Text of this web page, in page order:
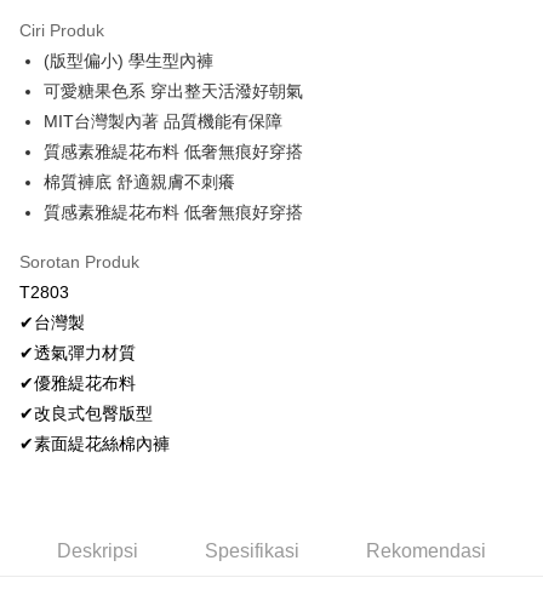
Apple Pay
JKOPAY
Easy Wallet
Plus PAY
Deskripsi
[Terma Penggunaan untuk OP Pay Later]
Perkhidmatan ini disediakan oleh Taiwan Mobile dan tersedia untuk
pengguna Taiwan Mobile tanpa memerlukan permohonan tambahan.
Jika anda memilih OP Pay Later sebagai kaedah pembayaran, sistem
akan mengarahkan anda secara automatik ke proses transaksi OP Pay
Later selepas pesanan dibuat. Anda perlu mengesahkan nombor telefon
Had kredit yang diluluskan, tempoh ansuran yang tersedia, dan yuran
AFTEE
Deskripsi
Pertama, Mengenai Perkhidmatan AFTEE Beli Sekarang Bayar Kemudian
1. Dengan memilih AFTEE sebagai kaedah pembayaran, mesej
pengesahan AFTEE akan muncul.
2. Anda boleh meneruskan pembayaran selepas pengesahan SMS.
3. Tiada bayaran diperlukan apabila pesanan disahkan. Produk akan
5. Tiada bayaran diperlukan apabila anda menerima produk. Sila buat
Hami Point
Deskripsi
「Hami Point」為中華電信所提供之點數服務，可於會員專區綁定中華電信
Pemindahan ATM
Pilihan Penghantaran
Ciri Produk
(版型偏小) 學生型內褲
可愛糖果色系 穿出整天活潑好朝氣
MIT台灣製內著 品質機能有保障
質感素雅緹花布料 低奢無痕好穿搭
棉質褲底 舒適親膚不刺癢
質感素雅緹花布料 低奢無痕好穿搭
Sorotan Produk
T2803
✔台灣製
✔透氣彈力材質
✔優雅緹花布料
✔改良式包臀版型
✔素面緹花絲棉內褲
Deskripsi Spesifikasi Rekomendasi